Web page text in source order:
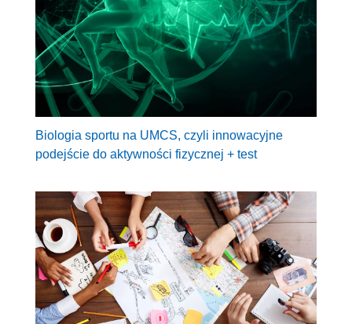
Biologia sportu na UMCS, czyli innowacyjne
podejście do aktywności fizycznej + test